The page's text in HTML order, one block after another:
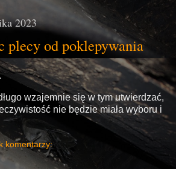
2023
plecy od poklepywania
wzajemnie się w tym utwierdzać,
nie będzie miała wyboru i
komentarzy: